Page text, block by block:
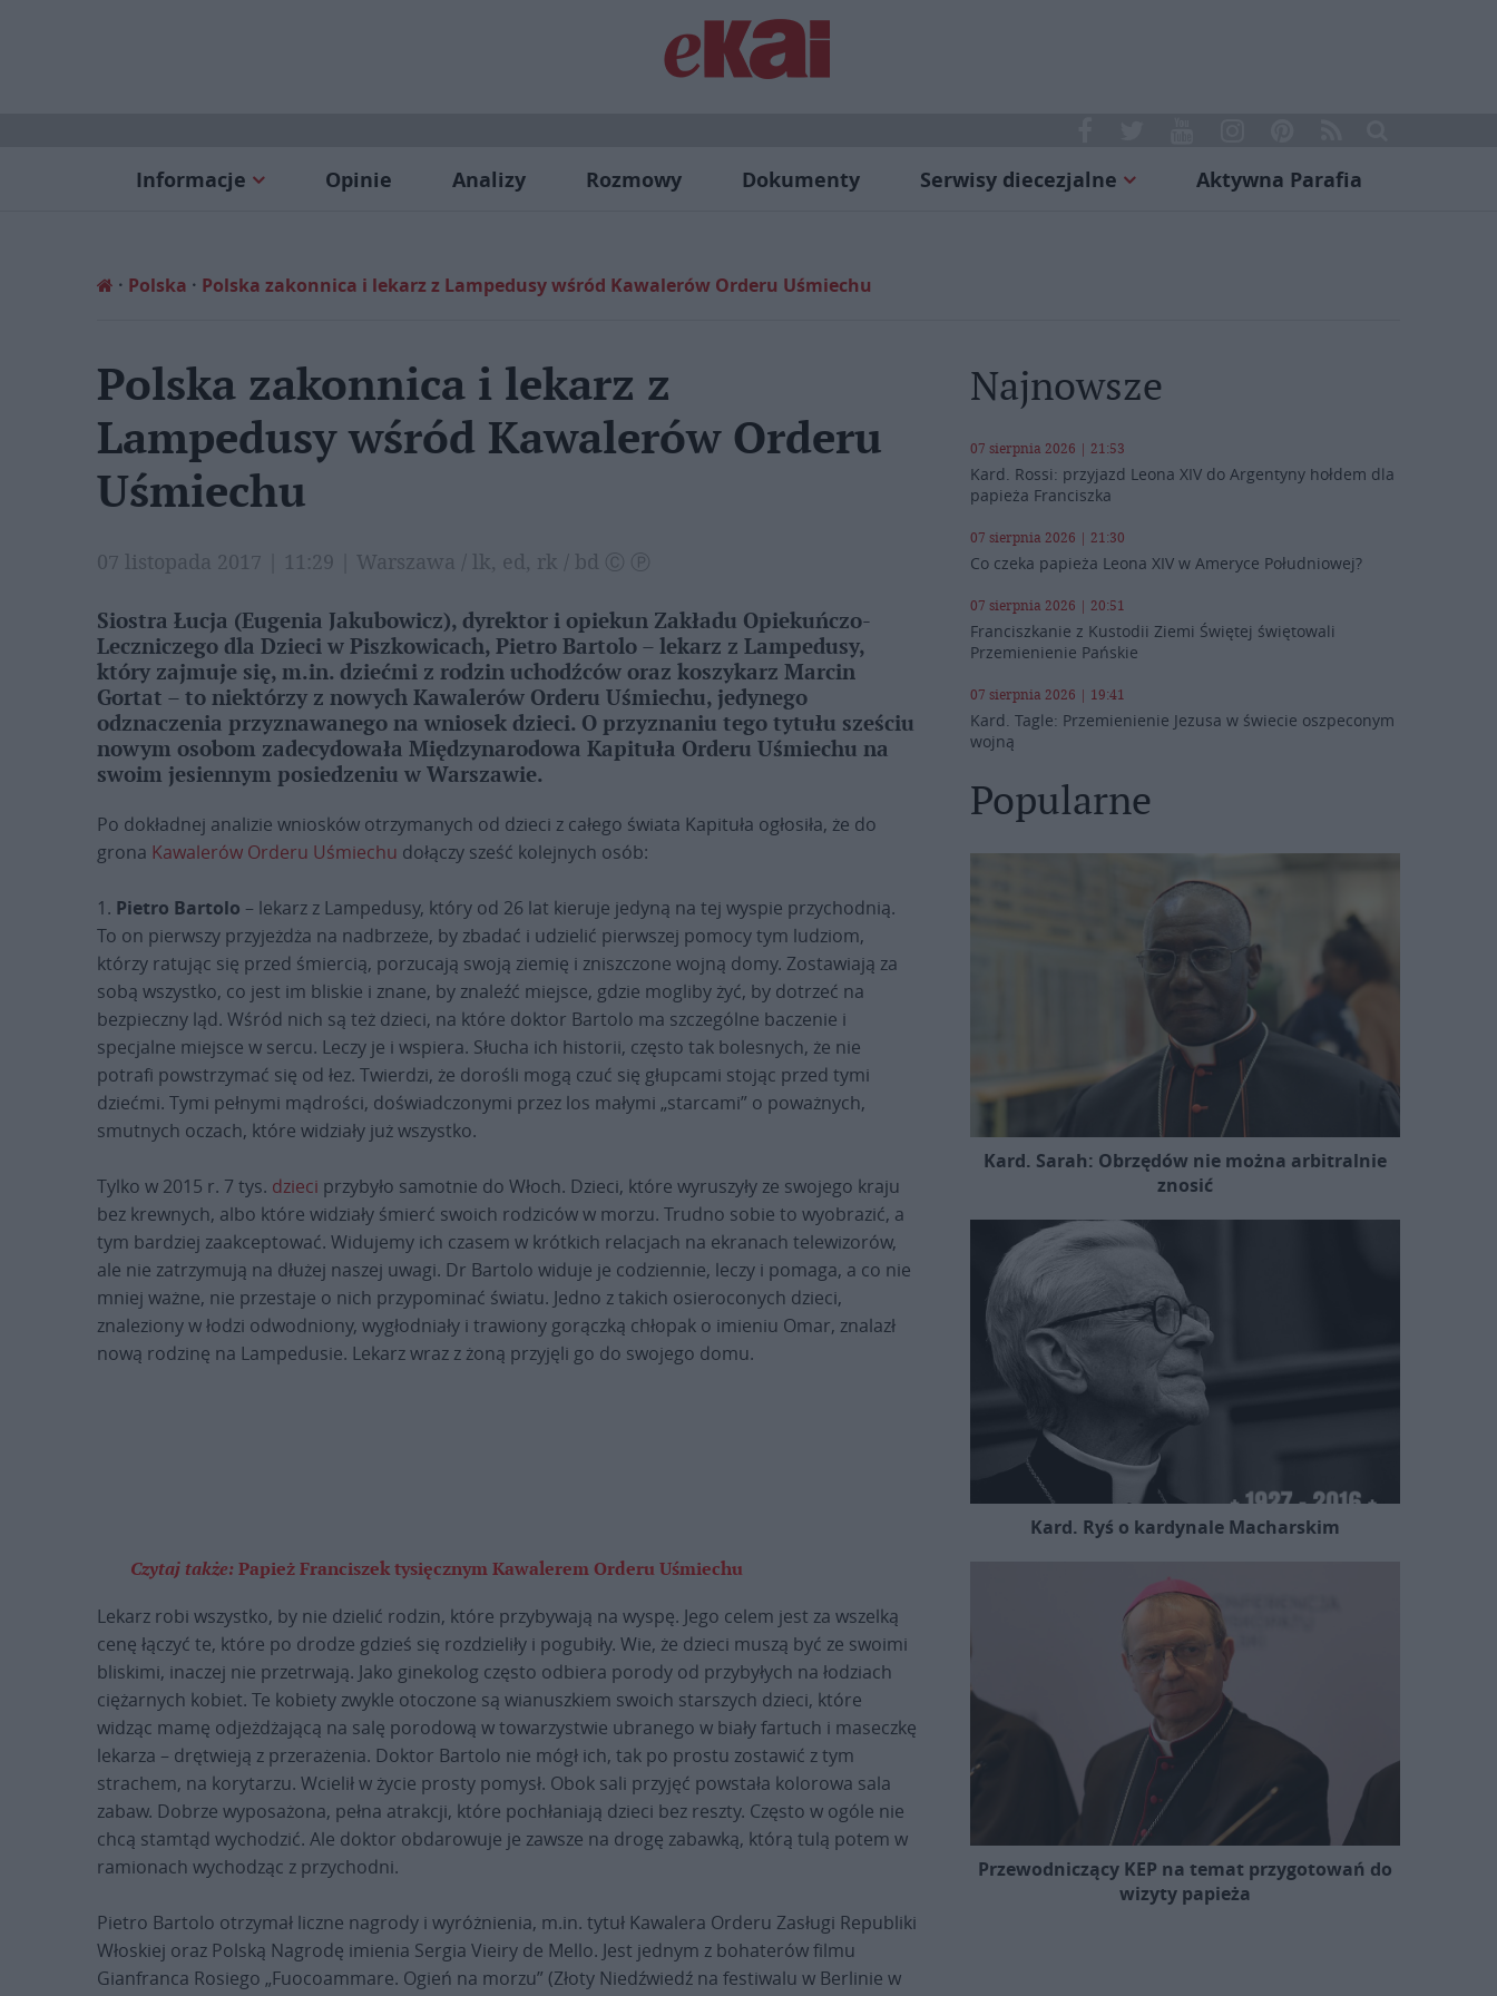
Informacje Opinie Analizy Rozmowy Dokumenty Serwisy diecezjalne Aktywna Parafia
Polska Polska zakonnica i lekarz z Lampedusy wśród Kawalerów Orderu Uśmiechu
Polska zakonnica i lekarz z
Lampedusy wśród Kawalerów Orderu
Uśmiechu
07 listopada 2017 | 11:29 | Warszawa / lk, ed, rk / bd Ⓒ Ⓟ
Siostra Łucja (Eugenia Jakubowicz), dyrektor i opiekun Zakładu Opiekuńczo-
Leczniczego dla Dzieci w Piszkowicach, Pietro Bartolo – lekarz z Lampedusy,
który zajmuje się, m.in. dziećmi z rodzin uchodźców oraz koszykarz Marcin
Gortat – to niektórzy z nowych Kawalerów Orderu Uśmiechu, jedynego
odznaczenia przyznawanego na wniosek dzieci. O przyznaniu tego tytułu sześciu
nowym osobom zadecydowała Międzynarodowa Kapituła Orderu Uśmiechu na
swoim jesiennym posiedzeniu w Warszawie.
Po dokładnej analizie wniosków otrzymanych od dzieci z całego świata Kapituła ogłosiła, że do
grona Kawalerów Orderu Uśmiechu dołączy sześć kolejnych osób:
1. Pietro Bartolo – lekarz z Lampedusy, który od 26 lat kieruje jedyną na tej wyspie przychodnią.
To on pierwszy przyjeżdża na nadbrzeże, by zbadać i udzielić pierwszej pomocy tym ludziom,
którzy ratując się przed śmiercią, porzucają swoją ziemię i zniszczone wojną domy. Zostawiają za
sobą wszystko, co jest im bliskie i znane, by znaleźć miejsce, gdzie mogliby żyć, by dotrzeć na
bezpieczny ląd. Wśród nich są też dzieci, na które doktor Bartolo ma szczególne baczenie i
specjalne miejsce w sercu. Leczy je i wspiera. Słucha ich historii, często tak bolesnych, że nie
potrafi powstrzymać się od łez. Twierdzi, że dorośli mogą czuć się głupcami stojąc przed tymi
dziećmi. Tymi pełnymi mądrości, doświadczonymi przez los małymi „starcami” o poważnych,
smutnych oczach, które widziały już wszystko.
Tylko w 2015 r. 7 tys. dzieci przybyło samotnie do Włoch. Dzieci, które wyruszyły ze swojego kraju
bez krewnych, albo które widziały śmierć swoich rodziców w morzu. Trudno sobie to wyobrazić, a
tym bardziej zaakceptować. Widujemy ich czasem w krótkich relacjach na ekranach telewizorów,
ale nie zatrzymują na dłużej naszej uwagi. Dr Bartolo widuje je codziennie, leczy i pomaga, a co nie
mniej ważne, nie przestaje o nich przypominać światu. Jedno z takich osieroconych dzieci,
znaleziony w łodzi odwodniony, wygłodniały i trawiony gorączką chłopak o imieniu Omar, znalazł
nową rodzinę na Lampedusie. Lekarz wraz z żoną przyjęli go do swojego domu.
Czytaj także: Papież Franciszek tysięcznym Kawalerem Orderu Uśmiechu
Lekarz robi wszystko, by nie dzielić rodzin, które przybywają na wyspę. Jego celem jest za wszelką
cenę łączyć te, które po drodze gdzieś się rozdzieliły i pogubiły. Wie, że dzieci muszą być ze swoimi
bliskimi, inaczej nie przetrwają. Jako ginekolog często odbiera porody od przybyłych na łodziach
ciężarnych kobiet. Te kobiety zwykle otoczone są wianuszkiem swoich starszych dzieci, które
widząc mamę odjeżdżającą na salę porodową w towarzystwie ubranego w biały fartuch i maseczkę
lekarza – drętwieją z przerażenia. Doktor Bartolo nie mógł ich, tak po prostu zostawić z tym
strachem, na korytarzu. Wcielił w życie prosty pomysł. Obok sali przyjęć powstała kolorowa sala
zabaw. Dobrze wyposażona, pełna atrakcji, które pochłaniają dzieci bez reszty. Często w ogóle nie
chcą stamtąd wychodzić. Ale doktor obdarowuje je zawsze na drogę zabawką, którą tulą potem w
ramionach wychodząc z przychodni.
Pietro Bartolo otrzymał liczne nagrody i wyróżnienia, m.in. tytuł Kawalera Orderu Zasługi Republiki
Włoskiej oraz Polską Nagrodę imienia Sergia Vieiry de Mello. Jest jednym z bohaterów filmu
Gianfranca Rosiego „Fuocoammare. Ogień na morzu” (Złoty Niedźwiedź na festiwalu w Berlinie w
Najnowsze
07 sierpnia 2026 | 21:53
Kard. Rossi: przyjazd Leona XIV do Argentyny hołdem dla
papieża Franciszka
07 sierpnia 2026 | 21:30
Co czeka papieża Leona XIV w Ameryce Południowej?
07 sierpnia 2026 | 20:51
Franciszkanie z Kustodii Ziemi Świętej świętowali
Przemienienie Pańskie
07 sierpnia 2026 | 19:41
Kard. Tagle: Przemienienie Jezusa w świecie oszpeconym
wojną
Popularne
Kard. Sarah: Obrzędów nie można arbitralnie
znosić
Kard. Ryś o kardynale Macharskim
Przewodniczący KEP na temat przygotowań do
wizyty papieża